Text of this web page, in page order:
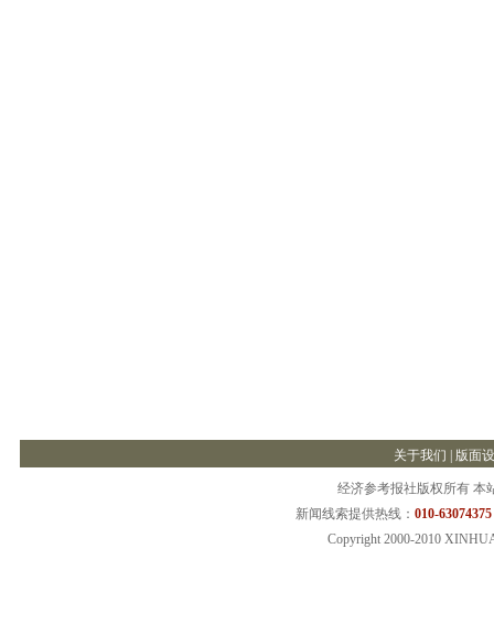
关于我们 版面
经济参考报社版权所有 本
新闻线索提供热线： 010-
Copyright 2000-2010